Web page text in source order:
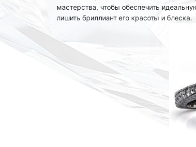
мастерства, чтобы обеспечить
лишить бриллиант его красоты и блеска.